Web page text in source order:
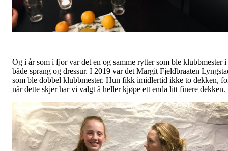
Og i år som i fjor var det en og samme rytter som ble klubbmester i
både sprang og dressur. I 2019 var det Margit Fjeldbraaten
som ble dobbel klubbmester. Hun fikk imidlertid ikke to dekken,
når dette skjer har vi valgt å heller kjøpe ett enda litt finere dekken.